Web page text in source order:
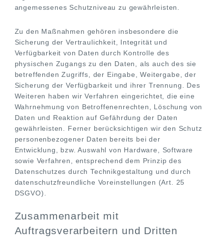
angemessenes Schutzniveau zu gewährleisten.
Zu den Maßnahmen gehören insbesondere die
Sicherung der Vertraulichkeit, Integrität und
Verfügbarkeit von Daten durch Kontrolle des
physischen Zugangs zu den Daten, als auch des sie
betreffenden Zugriffs, der Eingabe, Weitergabe, der
Sicherung der Verfügbarkeit und ihrer Trennung. Des
Weiteren haben wir Verfahren eingerichtet, die eine
Wahrnehmung von Betroffenenrechten, Löschung von
Daten und Reaktion auf Gefährdung der Daten
gewährleisten. Ferner berücksichtigen wir den Schutz
personenbezogener Daten bereits bei der
Entwicklung, bzw. Auswahl von Hardware, Software
sowie Verfahren, entsprechend dem Prinzip des
Datenschutzes durch Technikgestaltung und durch
datenschutzfreundliche Voreinstellungen (Art. 25
DSGVO).
Zusammenarbeit mit
Auftragsverarbeitern und Dritten